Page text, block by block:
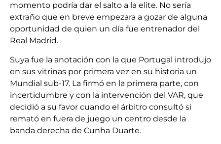
momento podría dar el salto a la elite. No sería
extraño que en breve empezara a gozar de alguna
oportunidad de quien un día fue entrenador del
Real Madrid.
Suya fue la anotación con la que Portugal introdujo
en sus vitrinas por primera vez en su historia un
Mundial sub-17. La firmó en la primera parte, con
incertidumbre y con la intervención del VAR, que
decidió a su favor cuando el árbitro consultó si
remató en fuera de juego un centro desde la
banda derecha de Cunha Duarte.